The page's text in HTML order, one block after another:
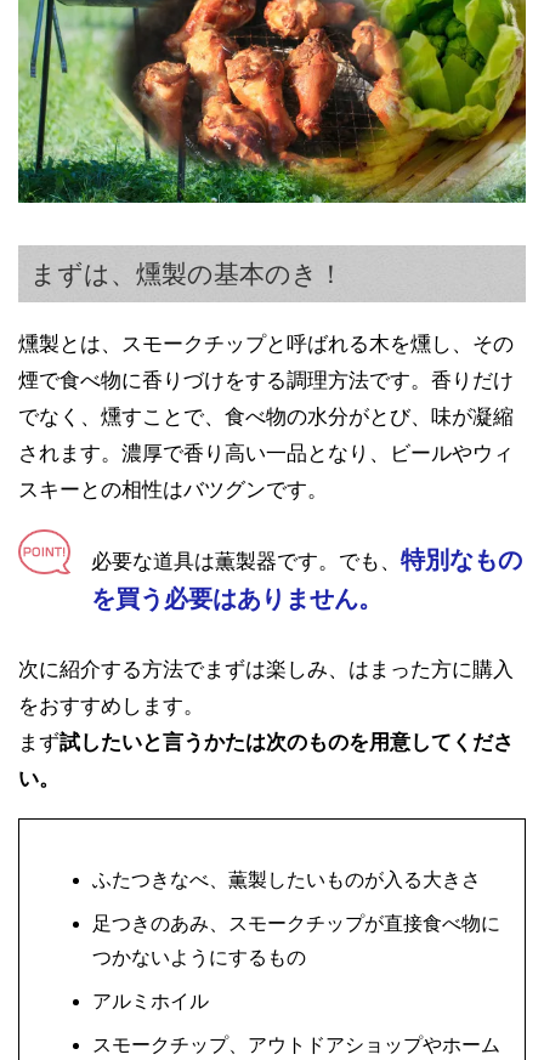
まずは、燻製の基本のき！
燻製とは、スモークチップと呼ばれる木を燻し、その
煙で食べ物に香りづけをする調理方法です。香りだけ
でなく、燻すことで、食べ物の水分がとび、味が凝縮
されます。濃厚で香り高い一品となり、ビールやウィ
スキーとの相性はバツグンです。
必要な道具は薫製器です。でも、 特別なもの
を買う必要はありません。
次に紹介する方法でまずは楽しみ、はまった方に購入
をおすすめします。
まず試したいと言うかたは次のものを用意してくださ
い。
ふたつきなべ、薫製したいものが入る大きさ
足つきのあみ、スモークチップが直接食べ物に
つかないようにするもの
アルミホイル
スモークチップ、アウトドアショップやホーム